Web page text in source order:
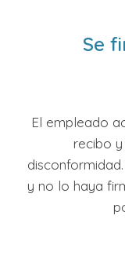
Se
El empleado
recibo
y no lo haya